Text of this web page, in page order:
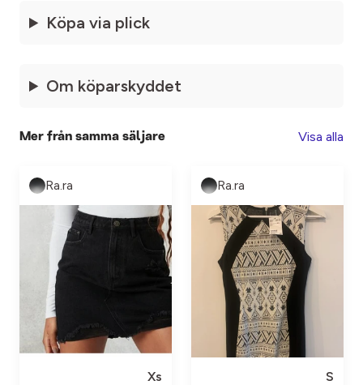
Köpa via plick
Om köparskyddet
Mer från samma säljare Visa alla
Ra.ra
Xs
Ra.ra
S